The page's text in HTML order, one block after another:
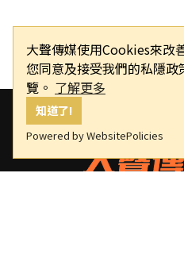
大聲傳媒使用Cookies來改
您同意及接受我們的私隱政
覽。 了解更多
知道了!
Powered by WebsitePolicies